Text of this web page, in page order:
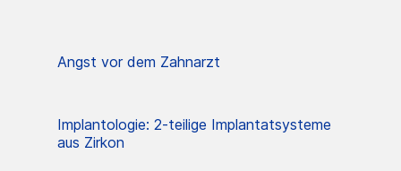
Angst vor dem Zahnarzt
Implantologie: 2-teilige Implantatsysteme
aus Zirkon